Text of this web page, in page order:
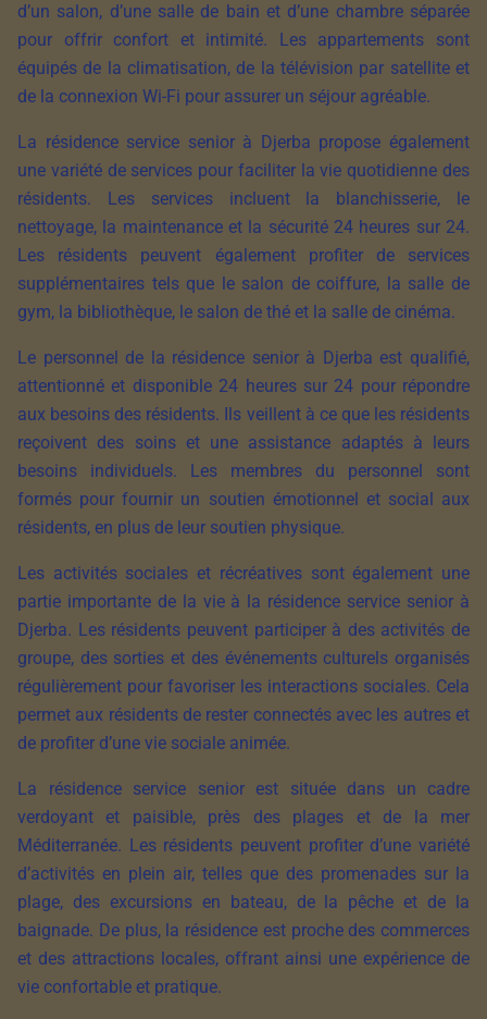
d’un salon, d’une salle de bain et d’une chambre séparée
pour offrir confort et intimité. Les appartements sont
équipés de la climatisation, de la télévision par satellite et
de la connexion Wi-Fi pour assurer un séjour agréable.
La résidence service senior à Djerba propose également
une variété de services pour faciliter la vie quotidienne des
résidents. Les services incluent la blanchisserie, le
nettoyage, la maintenance et la sécurité 24 heures sur 24.
Les résidents peuvent également profiter de services
supplémentaires tels que le salon de coiffure, la salle de
gym, la bibliothèque, le salon de thé et la salle de cinéma.
Le personnel de la résidence senior à Djerba est qualifié,
attentionné et disponible 24 heures sur 24 pour répondre
aux besoins des résidents. Ils veillent à ce que les résidents
reçoivent des soins et une assistance adaptés à leurs
besoins individuels. Les membres du personnel sont
formés pour fournir un soutien émotionnel et social aux
résidents, en plus de leur soutien physique.
Les activités sociales et récréatives sont également une
partie importante de la vie à la résidence service senior à
Djerba. Les résidents peuvent participer à des activités de
groupe, des sorties et des événements culturels organisés
régulièrement pour favoriser les interactions sociales. Cela
permet aux résidents de rester connectés avec les autres et
de profiter d’une vie sociale animée.
La résidence service senior est située dans un cadre
verdoyant et paisible, près des plages et de la mer
Méditerranée. Les résidents peuvent profiter d’une variété
d’activités en plein air, telles que des promenades sur la
plage, des excursions en bateau, de la pêche et de la
baignade. De plus, la résidence est proche des commerces
et des attractions locales, offrant ainsi une expérience de
vie confortable et pratique.